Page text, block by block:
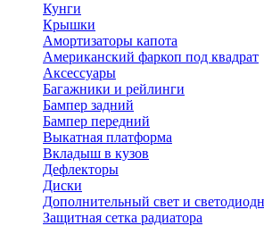
Кунги
Крышки
Амортизаторы капота
Американский фаркоп под квадрат
Аксессуары
Багажники и рейлинги
Бампер задний
Бампер передний
Выкатная платформа
Вкладыш в кузов
Дефлекторы
Диски
Дополнительный свет и
Защитная сетка радиатора